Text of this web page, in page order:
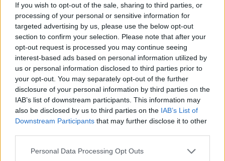
If you wish to opt-out of the sale, sharing to third parties, or
processing of your personal or sensitive information for
targeted advertising by us, please use the below opt-out
section to confirm your selection. Please note that after your
opt-out request is processed you may continue seeing
interest-based ads based on personal information utilized by
us or personal information disclosed to third parties prior to
your opt-out. You may separately opt-out of the further
disclosure of your personal information by third parties on the
IAB’s list of downstream participants. This information may
also be disclosed by us to third parties on the IAB’s List of
Downstream Participants that may further disclose it to other
Personal Data Processing Opt Outs
12:54
Ισπανία: Οι αρμόδιες αρχές έλεγξαν περίπου 200 αφίξεις
ταξιδιωτών από την Ιταλία
12:54
Κρήτη: Ριπές ανέμου έως 110 χλμ την ώρα - Παραμένει ο
"κόκκινος" συναγερμός
12:44
Άρτα: Απολογούνται ο διευθυντής και ο τεχνικός
ασφαλείας του ΔΕΔΔΗΕ
12:38